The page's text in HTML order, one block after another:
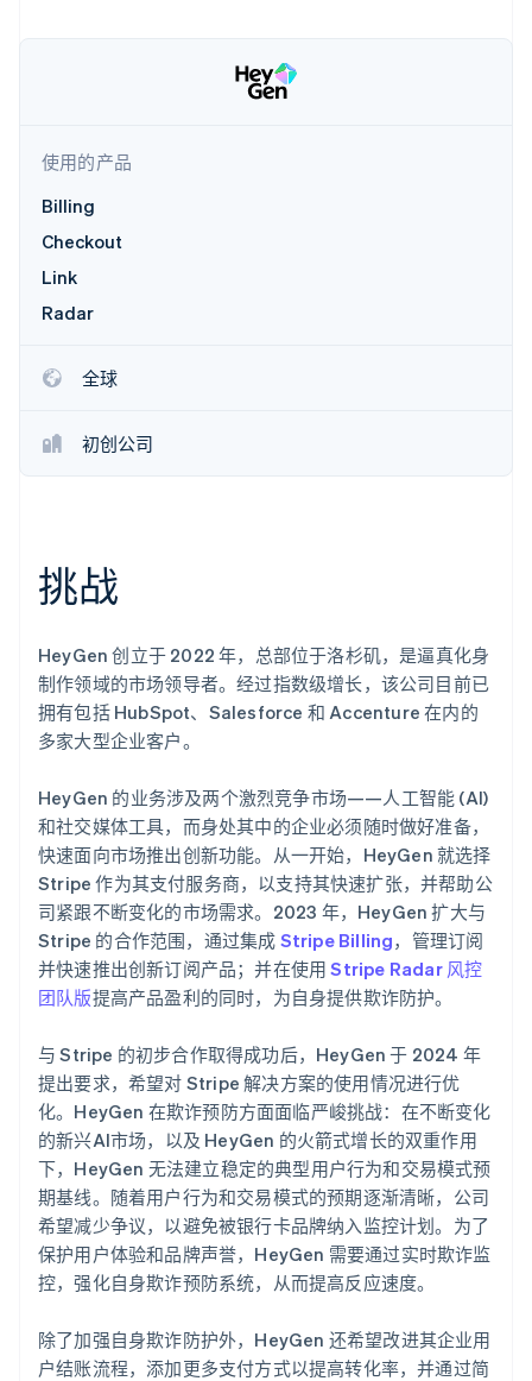
Atlas
专业服务
公共部门
使用的产品
Billing
Checkout
Link
Radar
全球
初创公司
挑战
HeyGen 创立于 2022 年，总部位于洛杉矶，是逼真化身
制作领域的市场领导者。经过指数级增长，该公司目前已
拥有包括 HubSpot、Salesforce 和 Accenture 在内的
多家大型企业客户。
HeyGen 的业务涉及两个激烈竞争市场——人工智能 (AI)
和社交媒体工具，而身处其中的企业必须随时做好准备，
快速面向市场推出创新功能。从一开始，HeyGen 就选择
Stripe 作为其支付服务商，以支持其快速扩张，并帮助公
司紧跟不断变化的市场需求。2023 年，HeyGen 扩大与
Stripe 的合作范围，通过集成 Stripe Billing，管理订阅
并快速推出创新订阅产品；并在使用Stripe Radar 风控
团队版提高产品盈利的同时，为自身提供欺诈防护。
与 Stripe 的初步合作取得成功后，HeyGen 于 2024 年
提出要求，希望对 Stripe 解决方案的使用情况进行优
化。HeyGen 在欺诈预防方面面临严峻挑战：在不断变化
的新兴AI市场，以及 HeyGen 的火箭式增长的双重作用
下，HeyGen 无法建立稳定的典型用户行为和交易模式预
期基线。随着用户行为和交易模式的预期逐渐清晰，公司
希望减少争议，以避免被银行卡品牌纳入监控计划。为了
保护用户体验和品牌声誉，HeyGen 需要通过实时欺诈监
控，强化自身欺诈预防系统，从而提高反应速度。
除了加强自身欺诈防护外，HeyGen 还希望改进其企业用
户结账流程，添加更多支付方式以提高转化率，并通过简